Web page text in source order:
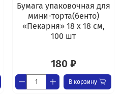
Бумага упаковочная для
мини-торта(бенто)
«Пекарня» 18 х 18 см,
100 шт
180 ₽
В корзину